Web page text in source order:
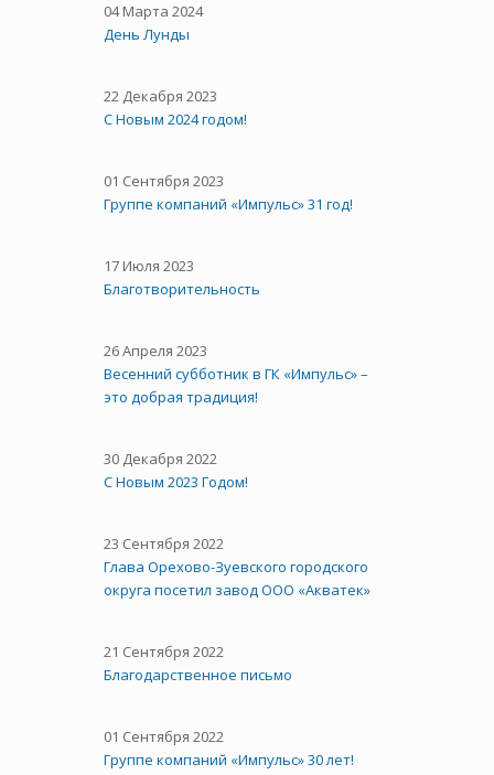
04 Марта 2024
День Лунды
22 Декабря 2023
С Новым 2024 годом!
01 Сентября 2023
Группе компаний «Импульс» 31 год!
17 Июля 2023
Благотворительность
26 Апреля 2023
Весенний субботник в ГК «Импульс» –
это добрая традиция!
30 Декабря 2022
С Новым 2023 Годом!
23 Сентября 2022
Глава Орехово-Зуевского городского
округа посетил завод ООО «Акватек»
21 Сентября 2022
Благодарственное письмо
01 Сентября 2022
Группе компаний «Импульс» 30 лет!